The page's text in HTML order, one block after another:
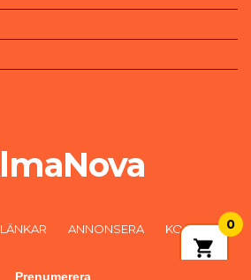
LÄNKAR ANNONSERA KONTAKT 0
Prenumerera